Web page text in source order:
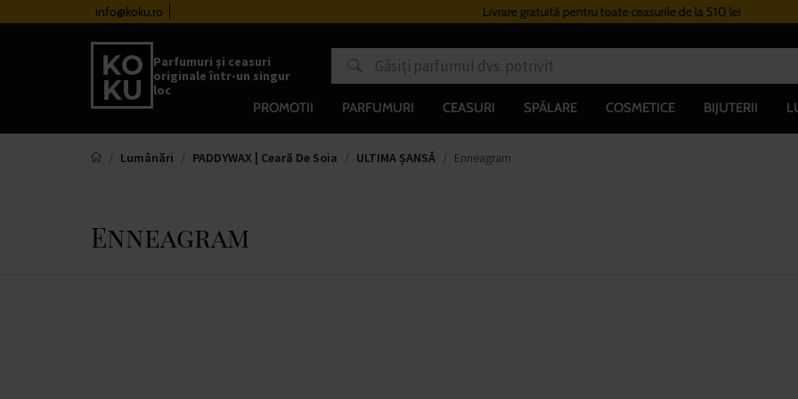
info@koku.ro Livrare gratuită pentru toate ceasurile de la 510 lei
Parfumuri și ceasuri
originale într-un singur
loc
PROMOTII PARFUMURI CEASURI SPĂLARE COSMETICE BIJUTERII
Lumânări PADDYWAX | Ceară De Soia ULTIMA ȘANSĂ Enneagram
Enneagram